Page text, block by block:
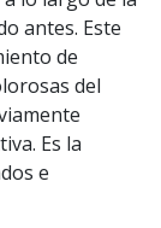
antes. Este
de
del
Es la
e